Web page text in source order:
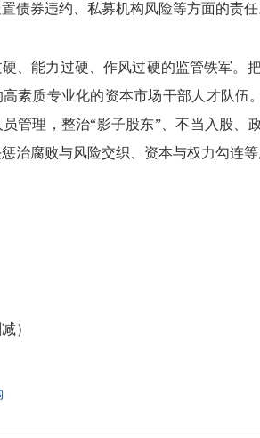
债券违约、私募机构风险等方面的责
、能力过硬、作风过硬的监管铁军。
素质专业化的资本市场干部人才队伍
管理，整治“影子股东”、不当入股、
治腐败与风险交织、资本与权力勾连
）